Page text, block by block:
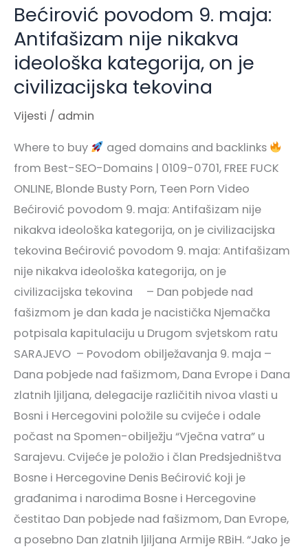
Bećirović povodom 9. maja:
Antifašizam nije nikakva
ideološka kategorija, on je
civilizacijska tekovina
Vijesti / admin
Where to buy
aged domains and backlinks
from Best-SEO-Domains | 0109-0701, FREE FUCK
ONLINE, Blonde Busty Porn, Teen Porn Video
Bećirović povodom 9. maja: Antifašizam nije
nikakva ideološka kategorija, on je civilizacijska
tekovina Bećirović povodom 9. maja: Antifašizam
nije nikakva ideološka kategorija, on je
civilizacijska tekovina – Dan pobjede nad
fašizmom je dan kada je nacistička Njemačka
potpisala kapitulaciju u Drugom svjetskom ratu
SARAJEVO – Povodom obilježavanja 9. maja –
Dana pobjede nad fašizmom, Dana Evrope i Dana
zlatnih ljiljana, delegacije različitih nivoa vlasti u
Bosni i Hercegovini položile su cvijeće i odale
počast na Spomen-obilježju “Vječna vatra” u
Sarajevu. Cvijeće je položio i član Predsjedništva
Bosne i Hercegovine Denis Bećirović koji je
građanima i narodima Bosne i Hercegovine
čestitao Dan pobjede nad fašizmom, Dan Evrope,
a posebno Dan zlatnih ljiljana Armije RBiH. “Jako je
je
civilizacijska
tekovina